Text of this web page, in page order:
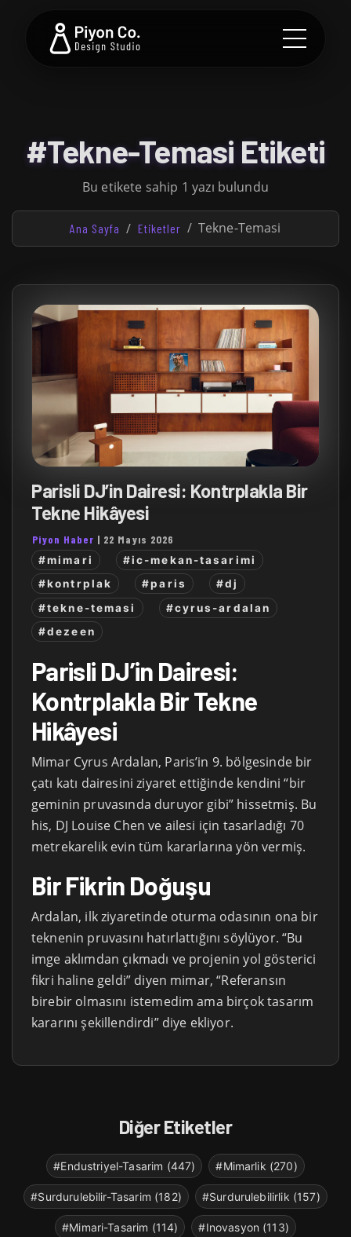
#Tekne-Temasi Etiketi
Bu etikete sahip 1 yazı bulundu
Ana Sayfa Etiketler Tekne-Temasi
Parisli DJ’in Dairesi: Kontrplakla Bir
Tekne Hikâyesi
Piyon Haber | 22 Mayıs 2026
#mimari
#ic-mekan-tasarimi
#kontrplak
#paris
#dj
#tekne-temasi
#cyrus-ardalan
#dezeen
Parisli DJ’in Dairesi:
Kontrplakla Bir Tekne
Hikâyesi
Mimar Cyrus Ardalan, Paris’in 9. bölgesinde bir
çatı katı dairesini ziyaret ettiğinde kendini “bir
geminin pruvasında duruyor gibi” hissetmiş. Bu
his, DJ Louise Chen ve ailesi için tasarladığı 70
metrekarelik evin tüm kararlarına yön vermiş.
Bir Fikrin Doğuşu
Ardalan, ilk ziyaretinde oturma odasının ona bir
teknenin pruvasını hatırlattığını söylüyor. “Bu
imge aklımdan çıkmadı ve projenin yol gösterici
fikri haline geldi” diyen mimar, “Referansın
birebir olmasını istemedim ama birçok tasarım
kararını şekillendirdi” diye ekliyor.
Diğer Etiketler
#Endustriyel-Tasarim (447) #Mimarlik (270)
#Surdurulebilir-Tasarim (182) #Surdurulebilirlik (157)
#Mimari-Tasarim (114) #Inovasyon (113)